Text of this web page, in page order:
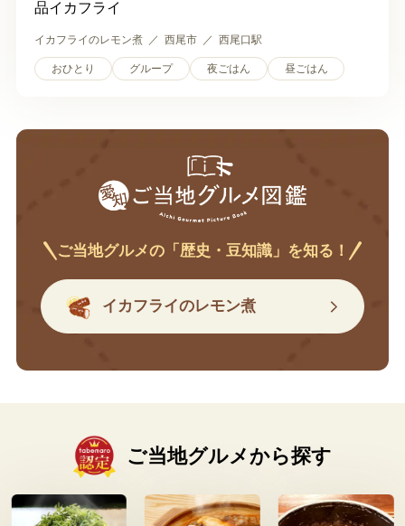
品イカフライ
イカフライのレモン煮 西尾市 西尾口駅
おひとり グループ 夜ごはん 昼ごはん
ご当地グルメの「歴史・豆知識」を知る！
イカフライのレモン煮
ご当地グルメから探す